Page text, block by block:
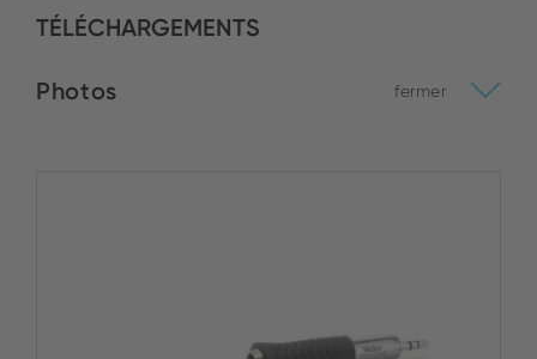
TÉLÉCHARGEMENTS
Photos fermer